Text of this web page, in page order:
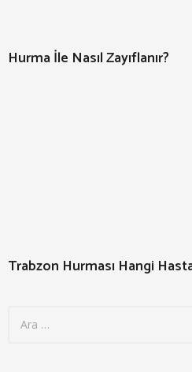
Hurma İle Nasıl Zayıflanır?
Trabzon Hurması Hangi